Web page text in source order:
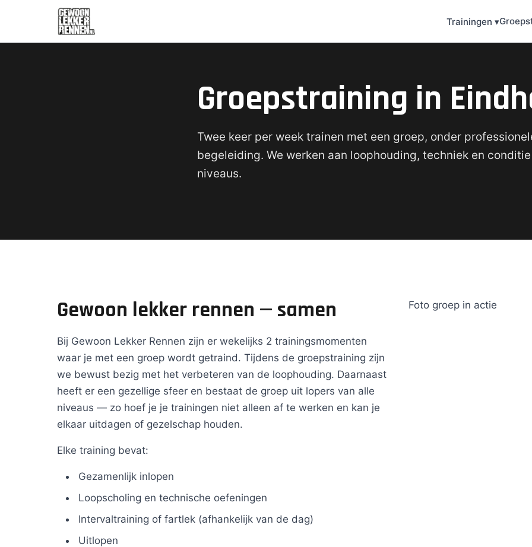
Trainingen ▾
Groepstraining in
Twee keer per week trainen met een groep, onder
begeleiding. We werken aan loophouding, techniek en
niveaus.
Gewoon lekker rennen — samen
Bij Gewoon Lekker Rennen zijn er wekelijks 2 trainingsmomenten
waar je met een groep wordt getraind. Tijdens de groepstraining zijn
we bewust bezig met het verbeteren van de loophouding. Daarnaast
heeft er een gezellige sfeer en bestaat de groep uit lopers van alle
niveaus — zo hoef je je trainingen niet alleen af te werken en kan je
elkaar uitdagen of gezelschap houden.
Elke training bevat:
Gezamenlijk inlopen
Loopscholing en technische oefeningen
Intervaltraining of fartlek (afhankelijk van de dag)
Uitlopen
Foto groep in actie